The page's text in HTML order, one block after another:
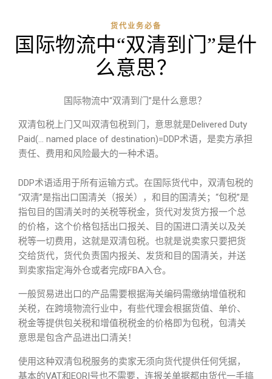
货代业务必备
国际物流中“双清到门”是什
么意思？
国际物流中“双清到门”是什么意思？
双清包税上门又叫双清包税到门，意思就是Delivered Duty
Paid(… named place of destination)=DDP术语，是卖方承担
责任、费用和风险最大的一种术语。
DDP术语适用于所有运输方式。在国际货代中，双清包税的
“双清”是指出口国清关（报关），和目的国清关；“包税”是
指包目的国清关时的关税等税金，货代对发货方报一个总
的价格，这个价格包括出口报关、目的国进口清关以及关
税等一切费用，这就是双清包税。也就是说卖家只要把货
交给货代，货代负责国内报关、发货和目的国清关，并送
到卖家指定海外仓或者完成FBA入仓。
一般贸易进出口的产品需要根据海关编码需缴纳增值税和
关税，在跨境物流行业中，有些代理会根据货值、单价、
税金等提供包关税和增值税税金的价格即为包税，包清关
意思是包含产品进出口清关！
使用这种双清包税服务的卖家无须向货代提供任何凭据，
基本的VAT和EORI号也不需要，连报关单据都由货代一手搞